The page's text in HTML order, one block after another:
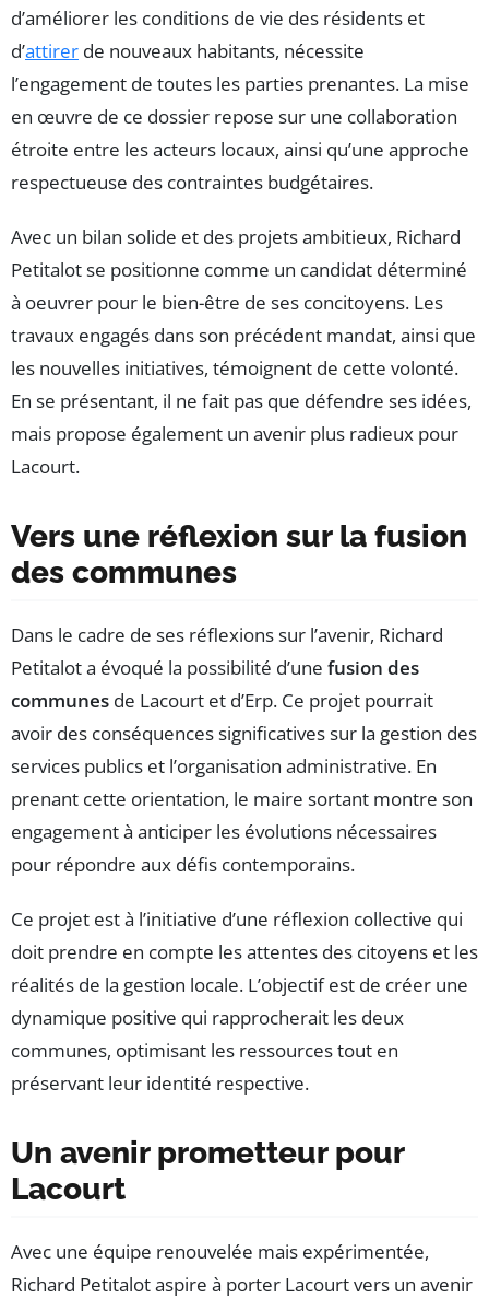
d’améliorer les conditions de vie des résidents et
d’attirer de nouveaux habitants, nécessite
l’engagement de toutes les parties prenantes. La mise
en œuvre de ce dossier repose sur une collaboration
étroite entre les acteurs locaux, ainsi qu’une approche
respectueuse des contraintes budgétaires.
Avec un bilan solide et des projets ambitieux, Richard
Petitalot se positionne comme un candidat déterminé
à oeuvrer pour le bien-être de ses concitoyens. Les
travaux engagés dans son précédent mandat, ainsi que
les nouvelles initiatives, témoignent de cette volonté.
En se présentant, il ne fait pas que défendre ses idées,
mais propose également un avenir plus radieux pour
Lacourt.
Vers une réflexion sur la fusion
des communes
Dans le cadre de ses réflexions sur l’avenir, Richard
Petitalot a évoqué la possibilité d’une fusion des
communes de Lacourt et d’Erp. Ce projet pourrait
avoir des conséquences significatives sur la gestion des
services publics et l’organisation administrative. En
prenant cette orientation, le maire sortant montre son
engagement à anticiper les évolutions nécessaires
pour répondre aux défis contemporains.
Ce projet est à l’initiative d’une réflexion collective qui
doit prendre en compte les attentes des citoyens et les
réalités de la gestion locale. L’objectif est de créer une
dynamique positive qui rapprocherait les deux
communes, optimisant les ressources tout en
préservant leur identité respective.
Un avenir prometteur pour
Lacourt
Avec une équipe renouvelée mais expérimentée,
Richard Petitalot aspire à porter Lacourt vers un avenir